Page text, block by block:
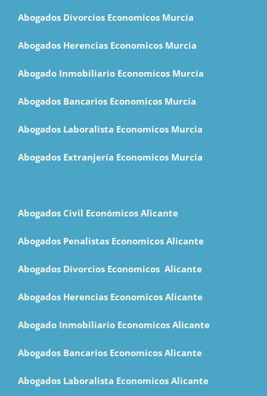
Abogados Divorcios Economicos Murcia
Abogados Herencias Economicos Murcia
Abogado Inmobiliario Economicos Murcia
Abogados Bancarios Economicos Murcia
Abogados Laboralista Economicos Murcia
Abogados Extranjería Economicos Murcia
Abogados Civil Económicos Alicante
Abogados Penalistas Economicos Alicante
Abogados Divorcios Economicos Alicante
Abogados Herencias Economicos Alicante
Abogado Inmobiliario Economicos Alicante
Abogados Bancarios Economicos Alicante
Abogados Laboralista Economicos Alicante